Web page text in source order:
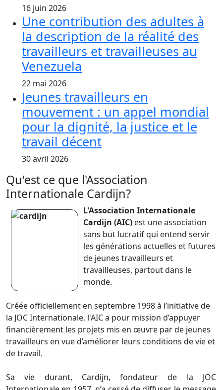
16 juin 2026
Une contribution des adultes à
la description de la réalité des
travailleurs et travailleuses au
Venezuela
22 mai 2026
Jeunes travailleurs en
mouvement : un appel mondial
pour la dignité, la justice et le
travail décent
30 avril 2026
Qu'est ce que l'Association
Internationale Cardijn?
L'Association Internationale
Cardijn (AIC) est une association
sans but lucratif qui entend servir
les générations actuelles et futures
de jeunes travailleurs et
travailleuses, partout dans le
monde.
Créée officiellement en septembre 1998 à l’initiative de
la JOC Internationale, l'AIC a pour mission d’appuyer
financièrement les projets mis en œuvre par de jeunes
travailleurs en vue d’améliorer leurs conditions de vie et
de travail.
Sa vie durant, Cardijn, fondateur de la JOC